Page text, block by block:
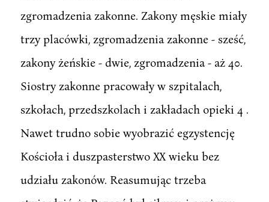
zgromadzenia zakonne. Zakony męskie miały
trzy placówki, zgromadzenia zakonne - sześć,
zakony żeńskie - dwie, zgromadzenia - aż 40.
Siostry zakonne pracowały w szpitalach,
szkołach, przedszkolach i zakładach opieki 4 .
Nawet trudno sobie wyobrazić egzystencję
Kościoła i duszpasterstwo XX wieku bez
udziału zakonów. Reasumując trzeba